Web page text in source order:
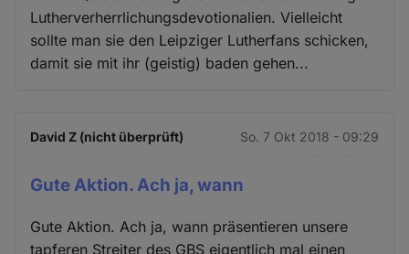
Lutherverherrlichungsdevotionalien. Vielleicht
sollte man sie den Leipziger Lutherfans schicken,
damit sie mit ihr (geistig) baden gehen...
David Z (nicht überprüft) So. 7 Okt 2018 - 09:29
Gute Aktion. Ach ja, wann
Gute Aktion. Ach ja, wann präsentieren unsere
tapferen Streiter des GBS eigentlich mal einen